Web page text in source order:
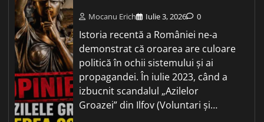
Mocanu Erich Iulie 3, 2026 0
Istoria recentă a României ne-a
demonstrat că oroarea are culoare
politică în ochii sistemului și ai
propagandei. În iulie 2023, când a
izbucnit scandalul „Azilelor
Groazei” din Ilfov (Voluntari și…